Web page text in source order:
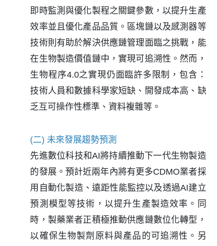
即時監測與優化製程之關鍵參數，以提升生產
效率並且優化產品品質。區塊鏈以及感測器等
技術則有助於解決供應鏈管理面臨之挑戰，能
在生物製造價值鏈中，實現可追溯性。然而，
生物程序4.0之實現仍面臨許多限制，包含：
技術人員和數據科學家短缺、開發成本高、缺
乏互可操作性標準、資料複雜等。
(二) 未來發展趨勢預測
先進數位科技和AI將持續推動下一代生物製造
的發展。預計近兩年內將有更多CDMO業者採
用自動化製造、遠距性能監控以及透過AI建立
預測模型等技術，以提升生產製造效率。同
時，製藥業者正積極推動供應鏈數位化轉型，
以確保生物製劑原料與產品的可追溯性。另